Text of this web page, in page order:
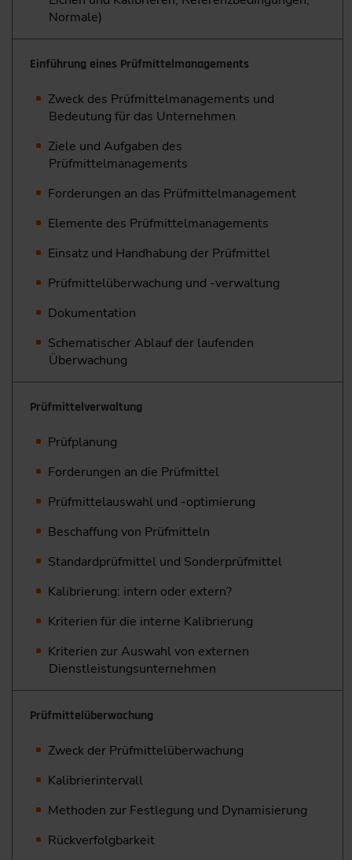
Normale)
Einführung eines Prüfmittelmanagements
Zweck des Prüfmittelmanagements und
Bedeutung für das Unternehmen
Ziele und Aufgaben des
Prüfmittelmanagements
Forderungen an das Prüfmittelmanagement
Elemente des Prüfmittelmanagements
Einsatz und Handhabung der Prüfmittel
Prüfmittelüberwachung und -verwaltung
Dokumentation
Schematischer Ablauf der laufenden
Überwachung
Prüfmittelverwaltung
Prüfplanung
Forderungen an die Prüfmittel
Prüfmittelauswahl und -optimierung
Beschaffung von Prüfmitteln
Standardprüfmittel und Sonderprüfmittel
Kalibrierung: intern oder extern?
Kriterien für die interne Kalibrierung
Kriterien zur Auswahl von externen
Dienstleistungsunternehmen
Prüfmittelüberwachung
Zweck der Prüfmittelüberwachung
Kalibrierintervall
Methoden zur Festlegung und Dynamisierung
Rückverfolgbarkeit